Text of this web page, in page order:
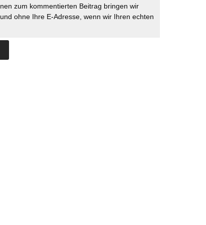
zum kommentierten Beitrag bringen wir
ohne Ihre E-Adresse, wenn wir Ihren echten